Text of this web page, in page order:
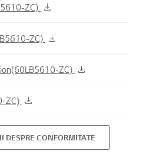
ZC)
ZC)
ZC)
ZC)
DESPRE CONFORMITATE